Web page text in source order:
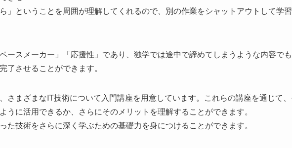
」ということを周囲が理解してくれるので、別の作業をシャットアウトして学
ースメーカー」「応援性」であり、独学では途中で諦めてしまうような内容で
了させることができます。
さまざまなIT技術について入門講座を用意しています。これらの講座を通じて
うに活用できるか、さらにそのメリットを理解することができます。
た技術をさらに深く学ぶための基礎力を身につけることができます。